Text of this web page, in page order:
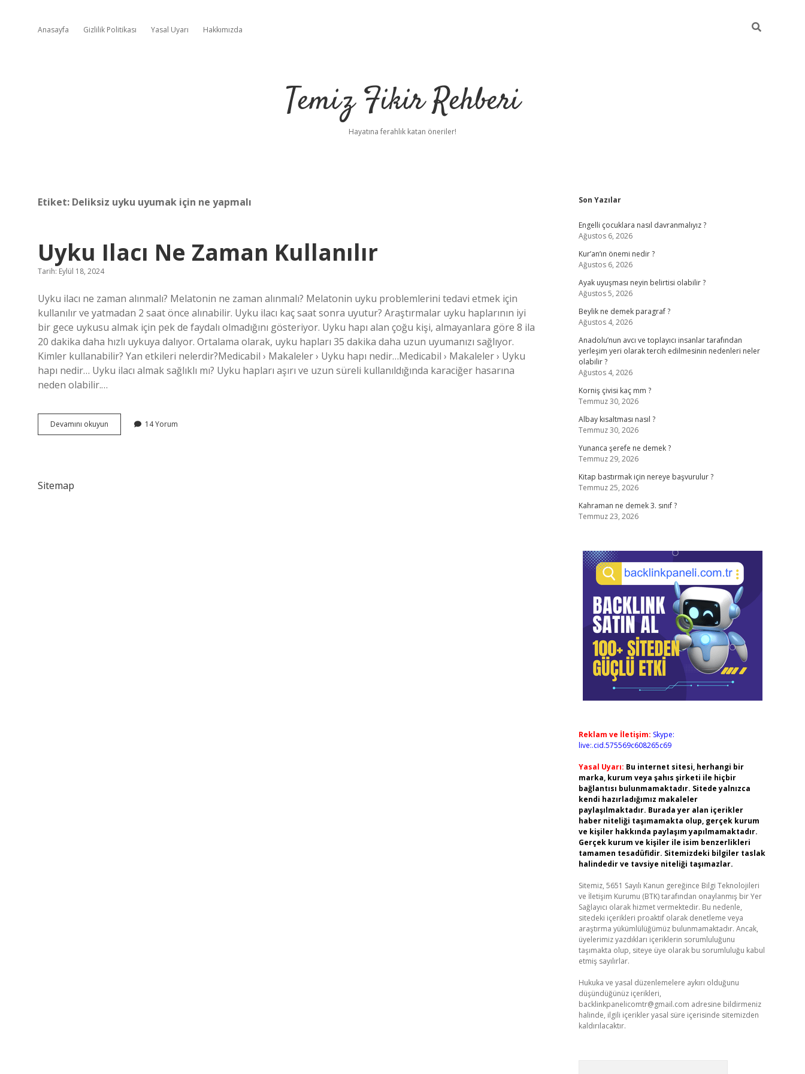
Anasayfa Gizlilik Politikası Yasal Uyarı Hakkımızda
Temiz Fikir Rehberi
Hayatına ferahlık katan öneriler!
Etiket: Deliksiz uyku uyumak için ne yapmalı
Uyku Ilacı Ne Zaman Kullanılır
Tarih: Eylül 18, 2024
Uyku ilacı ne zaman alınmalı? Melatonin ne zaman alınmalı? Melatonin uyku problemlerini tedavi etmek için
kullanılır ve yatmadan 2 saat önce alınabilir. Uyku ilacı kaç saat sonra uyutur? Araştırmalar uyku haplarının iyi
bir gece uykusu almak için pek de faydalı olmadığını gösteriyor. Uyku hapı alan çoğu kişi, almayanlara göre 8 ila
20 dakika daha hızlı uykuya dalıyor. Ortalama olarak, uyku hapları 35 dakika daha uzun uyumanızı sağlıyor.
Kimler kullanabilir? Yan etkileri nelerdir?Medicabil › Makaleler › Uyku hapı nedir…Medicabil › Makaleler › Uyku
hapı nedir… Uyku ilacı almak sağlıklı mı? Uyku hapları aşırı ve uzun süreli kullanıldığında karaciğer hasarına
neden olabilir.…
Devamını okuyun
Ilacı
14 Yorum
Sitemap
Sidebar
Son Yazılar
Engelli çocuklara nasıl davranmalıyız ?
Ağustos 6, 2026
Kur’an’ın önemi nedir ?
Ağustos 6, 2026
Ayak uyuşması neyin belirtisi olabilir ?
Ağustos 5, 2026
Beylik ne demek paragraf ?
Ağustos 4, 2026
Anadolu’nun avcı ve toplayıcı insanlar tarafından
yerleşim yeri olarak tercih edilmesinin nedenleri neler
olabilir ?
Ağustos 4, 2026
Korniş çivisi kaç mm ?
Temmuz 30, 2026
Albay kısaltması nasıl ?
Temmuz 30, 2026
Yunanca şerefe ne demek ?
Temmuz 29, 2026
Kitap bastırmak için nereye başvurulur ?
Temmuz 25, 2026
Kahraman ne demek 3. sınıf ?
Temmuz 23, 2026
Reklam ve İletişim: Skype:
live:.cid.575569c608265c69
Yasal Uyarı: Bu internet sitesi, herhangi bir
marka, kurum veya şahıs şirketi ile hiçbir
bağlantısı bulunmamaktadır. Sitede yalnızca
kendi hazırladığımız makaleler
paylaşılmaktadır. Burada yer alan içerikler
haber niteliği taşımamakta olup, gerçek kurum
ve kişiler hakkında paylaşım yapılmamaktadır.
Gerçek kurum ve kişiler ile isim benzerlikleri
tamamen tesadüfidir. Sitemizdeki bilgiler taslak
halindedir ve tavsiye niteliği taşımazlar.
Sitemiz, 5651 Sayılı Kanun gereğince Bilgi Teknolojileri
ve İletişim Kurumu (BTK) tarafından onaylanmış bir Yer
Sağlayıcı olarak hizmet vermektedir. Bu nedenle,
sitedeki içerikleri proaktif olarak denetleme veya
araştırma yükümlülüğümüz bulunmamaktadır. Ancak,
üyelerimiz yazdıkları içeriklerin sorumluluğunu
taşımakta olup, siteye üye olarak bu sorumluluğu kabul
etmiş sayılırlar.
Hukuka ve yasal düzenlemelere aykırı olduğunu
düşündüğünüz içerikleri,
backlinkpanelicomtr@gmail.com adresine bildirmeniz
halinde, ilgili içerikler yasal süre içerisinde sitemizden
kaldırılacaktır.